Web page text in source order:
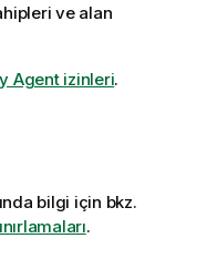
ve alan
Agent izinleri.
bilgi için bkz.
.